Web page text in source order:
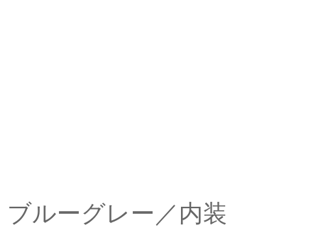
ブルーグレー／内装